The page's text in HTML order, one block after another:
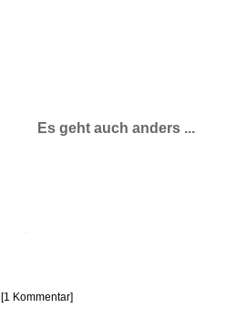
Es geht auch anders ...
[1 Kommentar]